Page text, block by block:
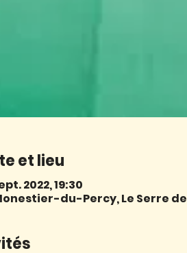
et lieu
2022, 19:30
du-Percy, Le Serre